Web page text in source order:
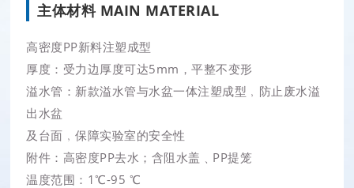
主体材料 MAIN MATERIAL
高密度PP新料注塑成型
厚度：受力边厚度可达5mm，平整不变形
溢水管：新款溢水管与水盆一体注塑成型﹐防止废水溢
出水盆
及台面﹐保障实验室的安全性
附件：高密度PP去水；含阻水盖﹑PP提笼
温度范围：1℃-95 ℃